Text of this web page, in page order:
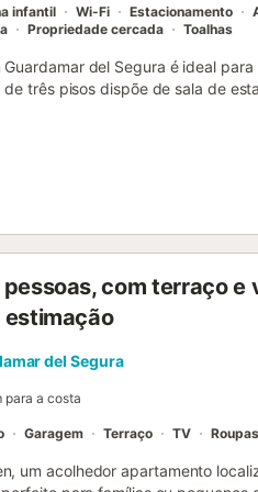
infantil Wi-Fi Estacionamento
Propriedade cercada Toalhas
del Segura é ideal
três pisos dispõe de sala de
situam-se no rés-do-chão. Entre
ar condicionado, máquina de
e duche exterior. A propriedade
estão a 3 minutos de carro
de carro (2,7 km).
são permitidos. Roupa de cama
estadias de inverno (novembro a
com terraço e
estimação
del Segura
para a costa
Garagem Terraço TV
um acolhedor apartamento